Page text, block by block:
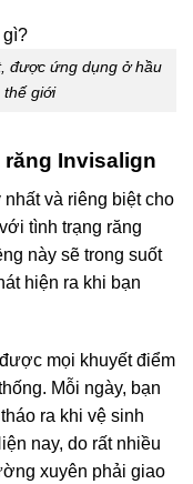
được ứng dụng ở hầu
thế giới
Invisalign
và riêng biệt cho
tình trạng răng
này sẽ trong suốt
hiện ra khi bạn
mọi khuyết điểm
Mỗi ngày, bạn
ra khi vệ sinh
nay, do rất nhiều
xuyên phải giao